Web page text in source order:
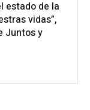
estado de la
vidas”,
Juntos y